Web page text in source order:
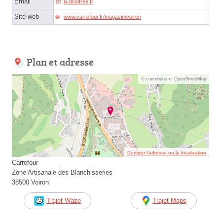
lv38ⓐfree.fr
Site web www.carrefour.fr/magasin/voiron
Plan et adresse
© contributeurs OpenStreetMap
Corriger l’adresse ou la localisation
Carrefour
Zone Artisanale des Blanchisseries
38500 Voiron
Trajet Waze Trajet Maps